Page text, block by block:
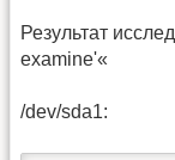
Результат
examine'«
/dev/sda1: